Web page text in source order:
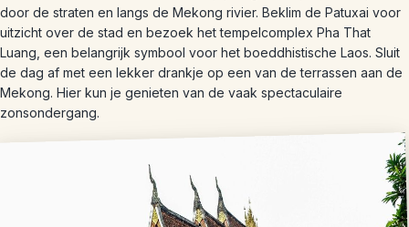
door de straten en langs de Mekong rivier. Beklim de Patuxai voor
uitzicht over de stad en bezoek het tempelcomplex Pha That
Luang, een belangrijk symbool voor het boeddhistische Laos. Sluit
de dag af met een lekker drankje op een van de terrassen aan de
Mekong. Hier kun je genieten van de vaak spectaculaire
zonsondergang.